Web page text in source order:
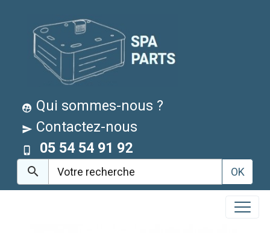
Qui sommes-nous ?
Contactez-nous
05 54 54 91 92
OK